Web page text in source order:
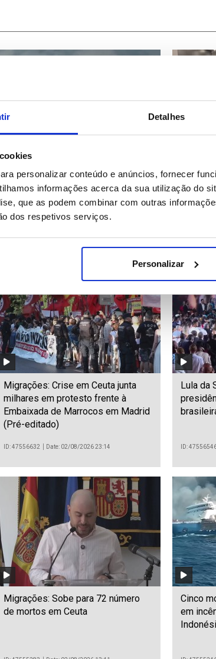
Detalhes
personalizar conteúdo e anúncios, fornecer
informações acerca da sua utilização do
que as podem combinar com outras
dos respetivos serviços.
Personalizar
Helicópteros combatem grande
incêndio florestal a oeste de
pelo
Migrações: Crise em Ceuta junta
milhares em protesto frente à
Embaixada de Marrocos em Madrid
(Pré-editado)
ID: 47556632 Date: 02/08/2026 23:14
Lula da
ID:
Migrações: Sobe para 72 número
de mortos em Ceuta
Cinco
em